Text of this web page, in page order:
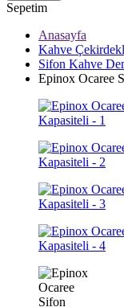
Sepetim
Anasayfa
Kahve
Sifon Kahve
Epinox Ocaree